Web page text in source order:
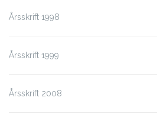
Årsskrift 1998
Årsskrift 1999
Årsskrift 2008